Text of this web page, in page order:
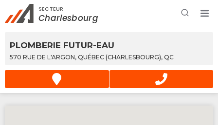
Rechercher à proximité - Entreprise / Rabais /
Services
SECTEUR
Charlesbourg
PLOMBERIE FUTUR-EAU
570 RUE DE L'ARGON, QUÉBEC (CHARLESBOURG), QC